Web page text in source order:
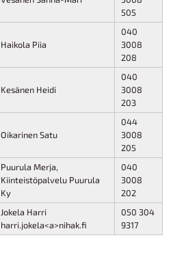
505
Haikola Piia
040
3008
208
Kesänen Heidi
040
3008
203
Oikarinen Satu
044
3008
205
Puurula Merja,
Kiinteistöpalvelu Puurula
Ky
040
3008
202
Jokela Harri
harri.jokela<a>nihak.fi
050 304
9317